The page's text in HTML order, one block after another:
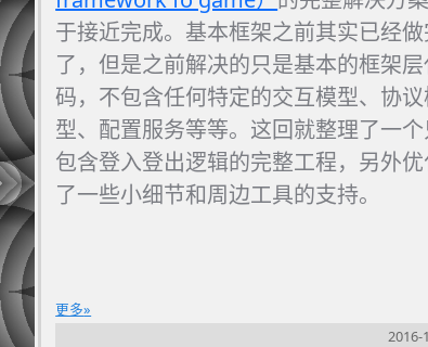
于接近完成。基本框架之前其实已经
了，但是之前解决的只是基本的框架
码，不包含任何特定的交互模型、协议
型、配置服务等等。这回就整理了一个
包含登入登出逻辑的完整工程，另外
了一些小细节和周边工具的支持。
更多
2016-